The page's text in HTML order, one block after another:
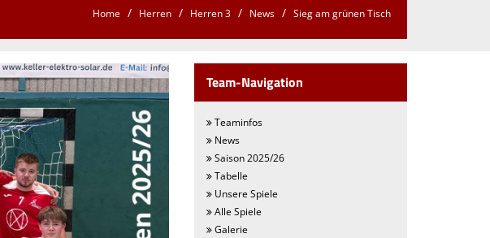
Home Herren Herren 3 News Sieg am grünen Tisch
Team-Navigation
Teaminfos
News
Saison 2025/26
Tabelle
Unsere Spiele
Alle Spiele
Galerie